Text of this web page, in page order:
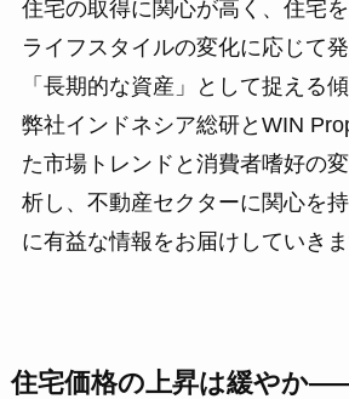
住宅の取得に関心が高く、住宅
ライフスタイルの変化に応じて
「長期的な資産」として捉える
弊社インドネシア総研とWIN
た市場トレンドと消費者嗜好の
析し、不動産セクターに関心を
に有益な情報をお届けしていきま
住宅価格の上昇は緩やか